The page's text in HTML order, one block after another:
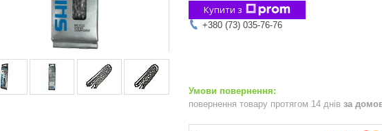
Купити з
+380 (73) 035-76-76
повернення товару протягом 14 днів за